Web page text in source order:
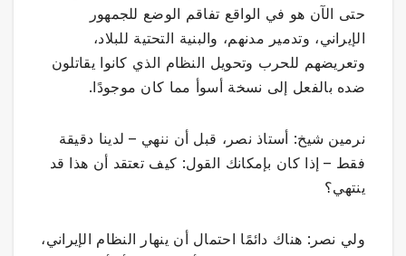
حتى الآن هو في الواقع تفاقم الوضع للجمهور
الإيراني، وتدمير مدنهم، والبنية التحتية للبلاد،
وتعريضهم للحرب وتحويل النظام الذي كانوا يقاتلون
ضده بالفعل إلى نسخة أسوأ مما كان موجودًا.
نرمين شيخ: أستاذ نصر، قبل أن ننهي – لدينا دقيقة
فقط – إذا كان بإمكانك القول: كيف تعتقد أن هذا قد
ينتهي؟
ولي نصر: هناك دائمًا احتمال أن ينهار النظام الإيراني،